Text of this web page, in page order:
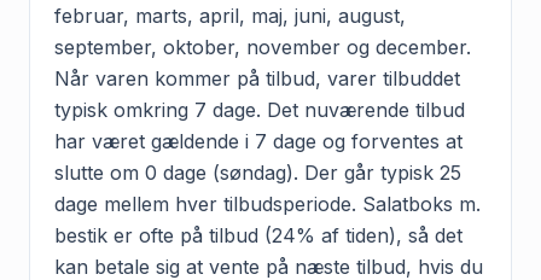
februar, marts, april, maj, juni, august,
september, oktober, november og december.
Når varen kommer på tilbud, varer tilbuddet
typisk omkring 7 dage. Det nuværende tilbud
har været gældende i 7 dage og forventes at
slutte om 0 dage (søndag). Der går typisk 25
dage mellem hver tilbudsperiode. Salatboks m.
bestik er ofte på tilbud (24% af tiden), så det
kan betale sig at vente på næste tilbud, hvis du